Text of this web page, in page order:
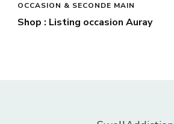
OCCASION & SECONDE MAIN
Shop : Listing occasion Auray